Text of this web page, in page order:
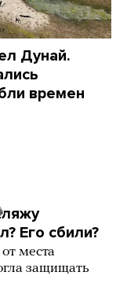
Дунай.
времен
Его сбили?
места
защищать